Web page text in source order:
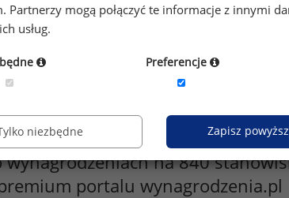
wynagrodzeniach na 840
portalu wynagrodzenia.pl
Partnerzy mogą połączyć te informacje z innymi
usług.
Preferencje
niezbędne Zapisz